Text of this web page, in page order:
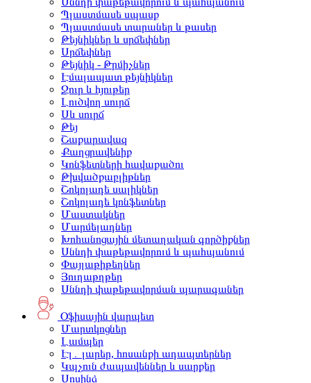
Պլաստմասե սպասք
Պլաստմասե տարաներ և թասեր
Թեյնիկներ և սրճեփներ
Սրճեփներ
Թեյնիկ - Թրմիչներ
Էմալապատ թեյնիկներ
Ջուր և հյութեր
Լուծվող սուրճ
Սև սուրճ
Թեյ
Շաքարավազ
Քաղցրավենիք
Կոնֆետների հավաքածու
Թխվածքաբլիթներ
Շոկոլադե սալիկներ
Շոկոլադե կոնֆետներ
Մաստակներ
Մարմելադներ
Խոհանոցային մետաղական գործիքներ
Սննդի փաթեթավորում և պահպանում
Փայլաթիթեղներ
Յուղաթղթեր
Սննդի փաթեթավորման պարագաներ
Օֆիսային վարպետ
Մարտկոցներ
Լամպեր
Էլ․ լարեր, հոսանքի ադապտերներ
Կպչուն ժապավեններ և սարքեր
Սոսինձ